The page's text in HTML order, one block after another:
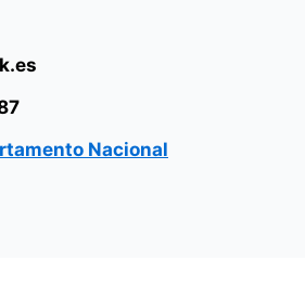
Nacional